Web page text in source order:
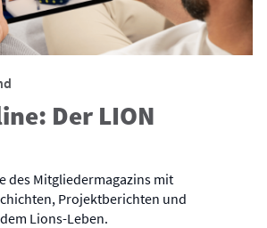
Der LION
des Mitgliedermagazins mit
Projektberichten und
Lions-Leben.